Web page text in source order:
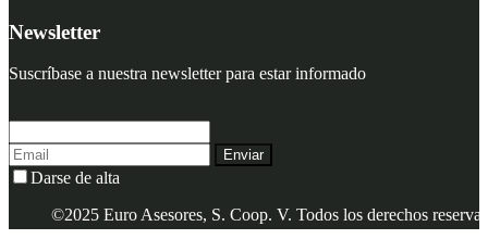
Newsletter
Suscríbase a nuestra newsletter para estar informado
Enviar
Darse de alta
©2025 Euro Asesores, S. Coop. V. Todos los derechos reservados.